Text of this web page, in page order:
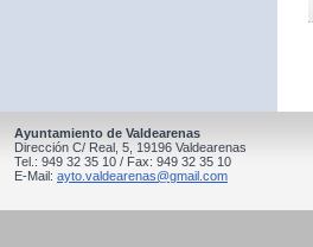
Ayuntamiento de Valdearenas
Dirección C/ Real, 5, 19196 Valdearenas
Tel.: 949 32 35 10 / Fax: 949 32 35 10
E-Mail: ayto.valdearenas@gmail.com